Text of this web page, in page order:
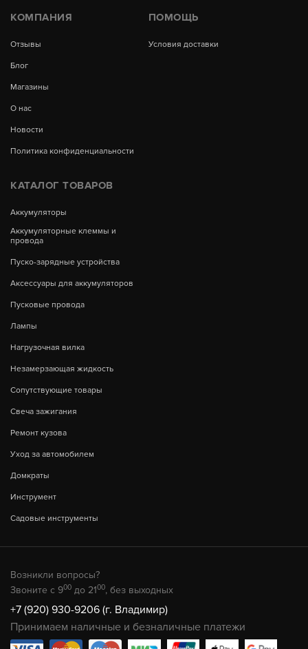
КОМПАНИЯ
Отзывы
Блог
Магазины
О нас
Новости
Политика конфиденциальности
ПОМОЩЬ
Условия доставки
КАТАЛОГ ТОВАРОВ
Аккумуляторы
Аккумуляторные клеммы и
провода
Пуско-зарядные устройства
Аксессуары для аккумуляторов
Пусковые провода
Лампы
Нагрузочная вилка
Незамерзающая жидкость
Сопутствующие товары
Свеча зажигания
Ремонт кузова
Уход за автомобилем
Домкраты
Инструмент
Садовые инструменты
Возникли вопросы?
Звоните с 900 до 2100, без выходных
+7 (920) 930-9206 (г. Владимир)
Принимаем наличные и безналичные платежи